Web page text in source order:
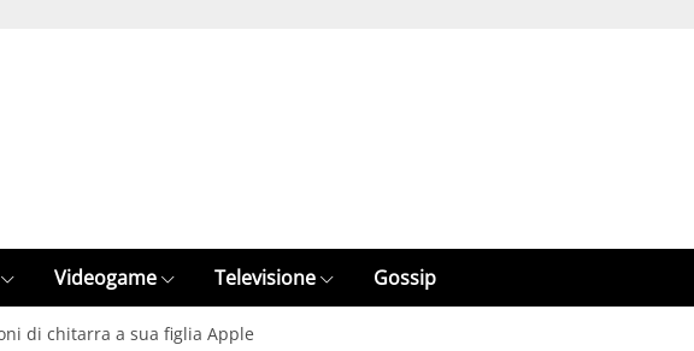
Videogame Televisione Gossip
di chitarra a sua figlia Apple